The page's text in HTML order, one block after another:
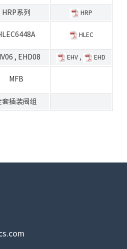
HRP系列 HRP
HLEC
, EHD08 EHV EHD
MFB
套插装阀组